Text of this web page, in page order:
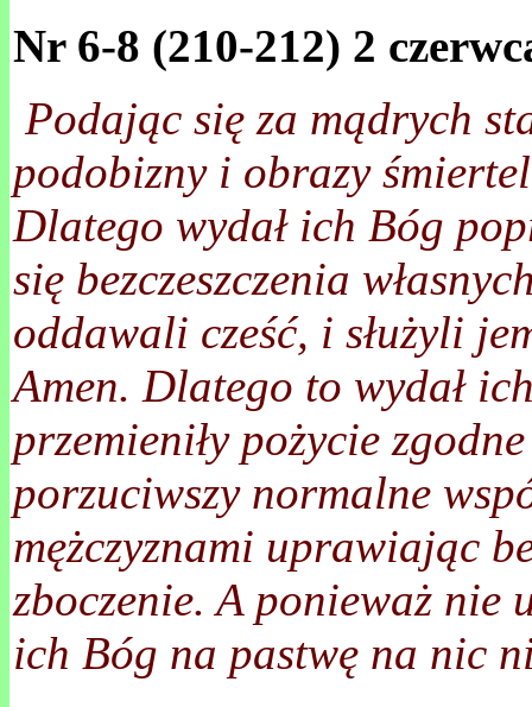
Nr 6-8 (210-212) 2
Podając się za mądrych
podobizny i obrazy
Dlatego wydał ich Bóg
się bezczeszczenia
oddawali cześć, i służyli
Amen. Dlatego to wydał
przemieniły pożycie
porzuciwszy normalne
mężczyznami uprawiając
zboczenie. A ponieważ nie
ich Bóg na pastwę na nic